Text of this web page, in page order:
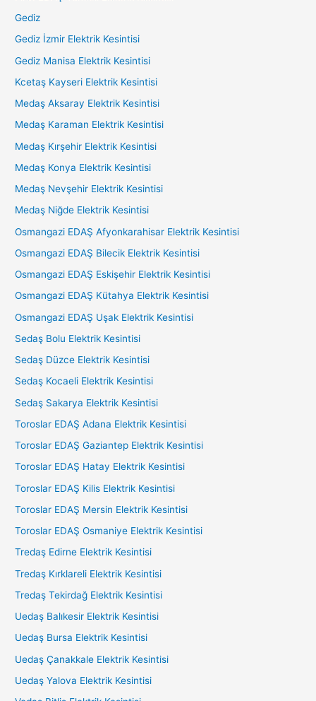
Gediz
Gediz İzmir Elektrik Kesintisi
Gediz Manisa Elektrik Kesintisi
Kcetaş Kayseri Elektrik Kesintisi
Medaş Aksaray Elektrik Kesintisi
Medaş Karaman Elektrik Kesintisi
Medaş Kırşehir Elektrik Kesintisi
Medaş Konya Elektrik Kesintisi
Medaş Nevşehir Elektrik Kesintisi
Medaş Niğde Elektrik Kesintisi
Osmangazi EDAŞ Afyonkarahisar Elektrik Kesintisi
Osmangazi EDAŞ Bilecik Elektrik Kesintisi
Osmangazi EDAŞ Eskişehir Elektrik Kesintisi
Osmangazi EDAŞ Kütahya Elektrik Kesintisi
Osmangazi EDAŞ Uşak Elektrik Kesintisi
Sedaş Bolu Elektrik Kesintisi
Sedaş Düzce Elektrik Kesintisi
Sedaş Kocaeli Elektrik Kesintisi
Sedaş Sakarya Elektrik Kesintisi
Toroslar EDAŞ Adana Elektrik Kesintisi
Toroslar EDAŞ Gaziantep Elektrik Kesintisi
Toroslar EDAŞ Hatay Elektrik Kesintisi
Toroslar EDAŞ Kilis Elektrik Kesintisi
Toroslar EDAŞ Mersin Elektrik Kesintisi
Toroslar EDAŞ Osmaniye Elektrik Kesintisi
Tredaş Edirne Elektrik Kesintisi
Tredaş Kırklareli Elektrik Kesintisi
Tredaş Tekirdağ Elektrik Kesintisi
Uedaş Balıkesir Elektrik Kesintisi
Uedaş Bursa Elektrik Kesintisi
Uedaş Çanakkale Elektrik Kesintisi
Uedaş Yalova Elektrik Kesintisi